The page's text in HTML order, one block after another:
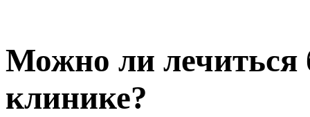
Можно ли лечиться
клинике?